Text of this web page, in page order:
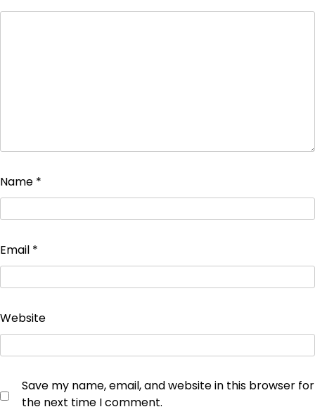
Name *
Email *
Website
Save my name, email, and website in this browser for
the next time I comment.